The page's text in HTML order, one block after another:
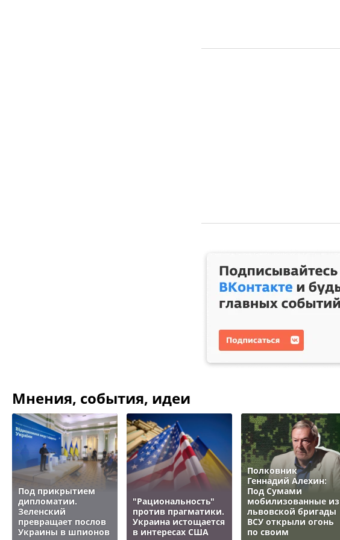
Мнения, события, идеи
Под прикрытием
дипломатии.
Зеленский
превращает послов
Украины в шпионов
"Рациональность"
против прагматики.
Украина истощается
в интересах США
Полковник
Геннадий Алехин:
Под Сумами
мобилизованные из
львовской бригады
ВСУ открыли огонь
по своим